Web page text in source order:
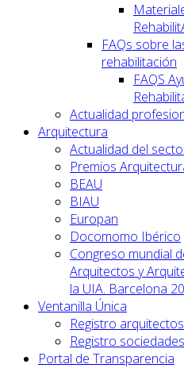
FAQs sobre
rehabilitación
FAQS
Actualidad
Arquitectura
Actualidad del
Premios
BEAU
BIAU
Europan
Docomomo Ibérico
Congreso mundial
Arquitectos y
la UIA. Barcelona
Ventanilla Única
Registro arquitectos
Registro sociedades
Portal de Transparencia